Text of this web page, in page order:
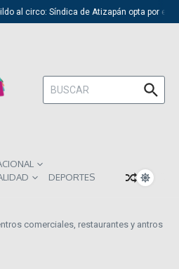
al circo: Síndica de Atizapán opta por el
Buscar:
DEPORTES
comerciales, restaurantes y antros